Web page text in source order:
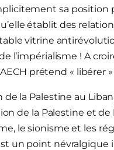
sa position
établit des
vitrine
l’impérialisme ! A
prétend « libérer
la Palestine au
de la Palestine et de
le sionisme et les
un point